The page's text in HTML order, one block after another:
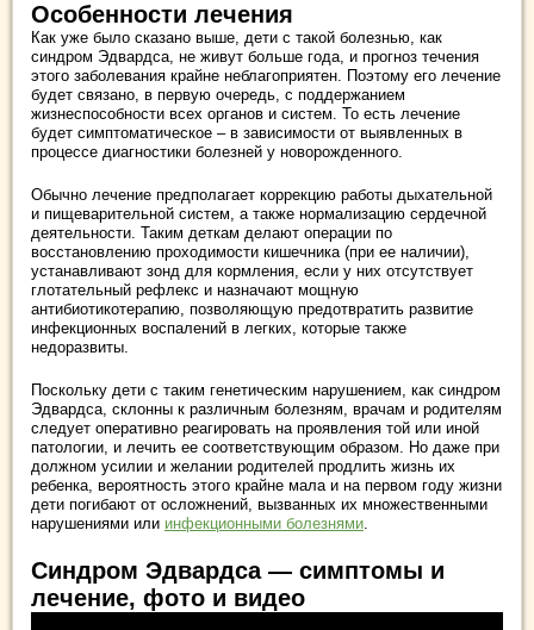
Особенности лечения
Как уже было сказано выше, дети с такой болезнью, как
синдром Эдвардса, не живут больше года, и прогноз течения
этого заболевания крайне неблагоприятен. Поэтому его лечение
будет связано, в первую очередь, с поддержанием
жизнеспособности всех органов и систем. То есть лечение
будет симптоматическое – в зависимости от выявленных в
процессе диагностики болезней у новорожденного.
Обычно лечение предполагает коррекцию работы дыхательной
и пищеварительной систем, а также нормализацию сердечной
деятельности. Таким деткам делают операции по
восстановлению проходимости кишечника (при ее наличии),
устанавливают зонд для кормления, если у них отсутствует
глотательный рефлекс и назначают мощную
антибиотикотерапию, позволяющую предотвратить развитие
инфекционных воспалений в легких, которые также
недоразвиты.
Поскольку дети с таким генетическим нарушением, как синдром
Эдвардса, склонны к различным болезням, врачам и родителям
следует оперативно реагировать на проявления той или иной
патологии, и лечить ее соответствующим образом. Но даже при
должном усилии и желании родителей продлить жизнь их
ребенка, вероятность этого крайне мала и на первом году жизни
дети погибают от осложнений, вызванных их множественными
нарушениями или инфекционными болезнями.
Синдром Эдвардса — симптомы и
лечение, фото и видео